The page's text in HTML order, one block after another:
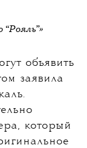
объявить
заявила
который